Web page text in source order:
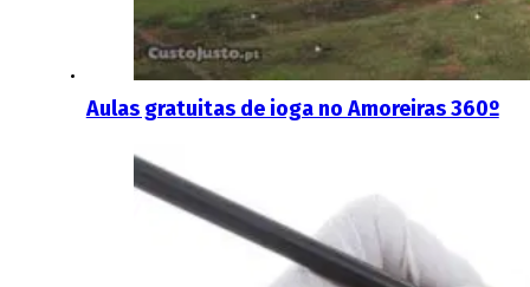
Aulas gratuitas de ioga no Amoreiras 360º